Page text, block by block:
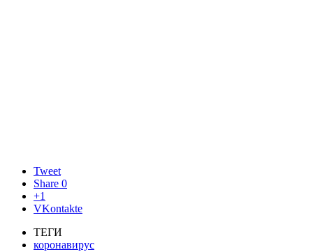
Tweet
Share 0
+1
VKontakte
ТЕГИ
коронавирус